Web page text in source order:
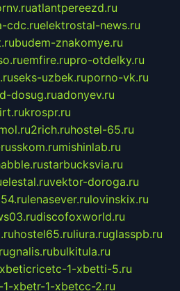
atlantpereezd.ru
cdc.ruelektrostal-news.ru
budem-znakomye.ru
emfire.rupro-otdelky.ru
seks-uzbek.ruporno-vk.ru
dosug.ruadonyev.ru
krospr.ru
2rich.ruhostel-65.ru
mishinlab.ru
starbucksvia.ru
elestal.ruvektor-doroga.ru
lenasever.rulovinskix.ru
discofoxworld.ru
hostel65.ruliura.ruglasspb.ru
gnalis.rubulkitula.ru
1-xbetti-5.ru
xbetr-1-xbetcc-2.ru